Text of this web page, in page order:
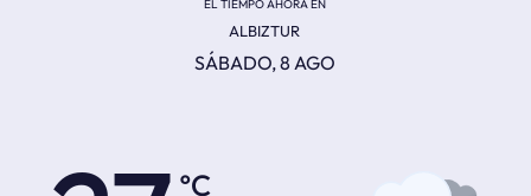
EL TIEMPO AHORA EN
ALBIZTUR
SÁBADO, 8 AGO